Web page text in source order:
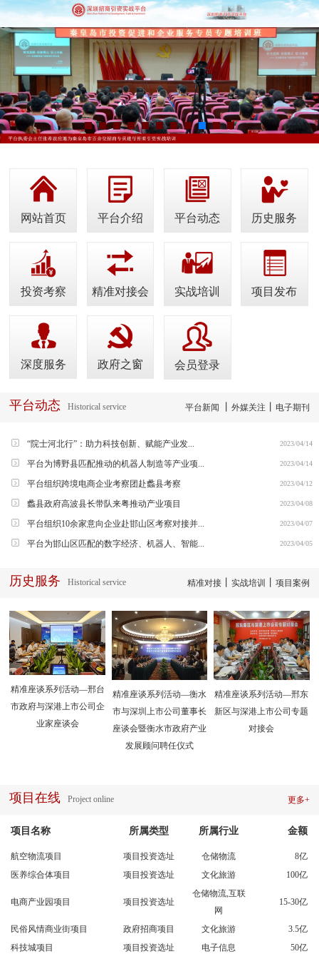
网站首页 平台介绍 平台动态 历史服务
投资考察 精准对接会 实战培训 项目发布
深度服务 政府之窗 会员登录
平台动态Historical service 平台新闻 外媒关注 电子期刊
“院士河北行”：助力科技创新、赋能产业发... 2023/04/14
平台为博野县匹配推动的机器人制造等产业项... 2023/04/14
平台组织跨境电商企业考察团赴蠡县考察 2023/04/12
蠡县政府高波县长带队来粤推动产业项目 2023/04/08
平台组织10余家意向企业赴邯山区考察对接并... 2023/04/07
平台为邯山区匹配的数字经济、机器人、智能... 2023/04/05
历史服务Historical service 精准对接丨 实战培训 项目案例
精准座谈系列活动—邢台
市政府与深港上市公司企
业家座谈会
精准座谈系列活动—衡水
市与深圳上市公司董事长
座谈会暨衡水市政府产业
发展顾问聘任仪式
精准座谈系列活动—邢东
新区与深港上市公司专题
对接会
项目在线Project online 更多+
项目名称 所属类型 所属行业 金额
航空物流项目 项目投资选址 仓储物流
8亿
医养综合体项目
项目投资选址 文化旅游 100亿
电商产业园项目 项目投资选址
仓储物流,互联
网
15-30亿
民俗风情商业街项目 政府招商项目 文化旅游
3.5亿
科技城项目
项目投资选址 电子信息 50亿